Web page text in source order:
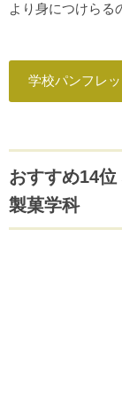
より身につけらる
学校パンフレ
おすすめ14
製菓学科